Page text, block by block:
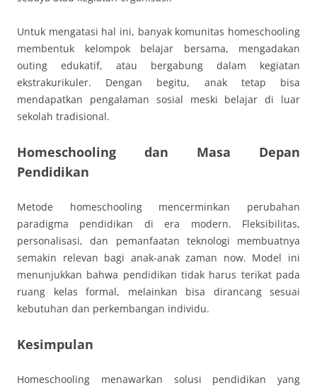
Untuk mengatasi hal ini, banyak komunitas homeschooling
membentuk kelompok belajar bersama, mengadakan
outing edukatif, atau bergabung dalam kegiatan
ekstrakurikuler. Dengan begitu, anak tetap bisa
mendapatkan pengalaman sosial meski belajar di luar
sekolah tradisional.
Homeschooling dan Masa Depan
Pendidikan
Metode homeschooling mencerminkan perubahan
paradigma pendidikan di era modern. Fleksibilitas,
personalisasi, dan pemanfaatan teknologi membuatnya
semakin relevan bagi anak-anak zaman now. Model ini
menunjukkan bahwa pendidikan tidak harus terikat pada
ruang kelas formal, melainkan bisa dirancang sesuai
kebutuhan dan perkembangan individu.
Kesimpulan
Homeschooling menawarkan solusi pendidikan yang